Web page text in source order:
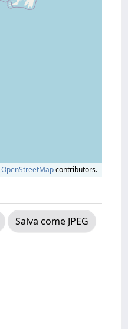
OpenStreetMapcontributors.
Salva come JPEG